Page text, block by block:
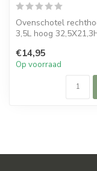
Ovenschotel
3,5L hoog
€14,95
Op voorraad